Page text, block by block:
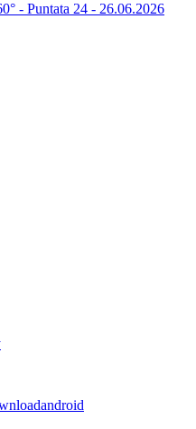
- Puntata 24 - 26.06.2026
android